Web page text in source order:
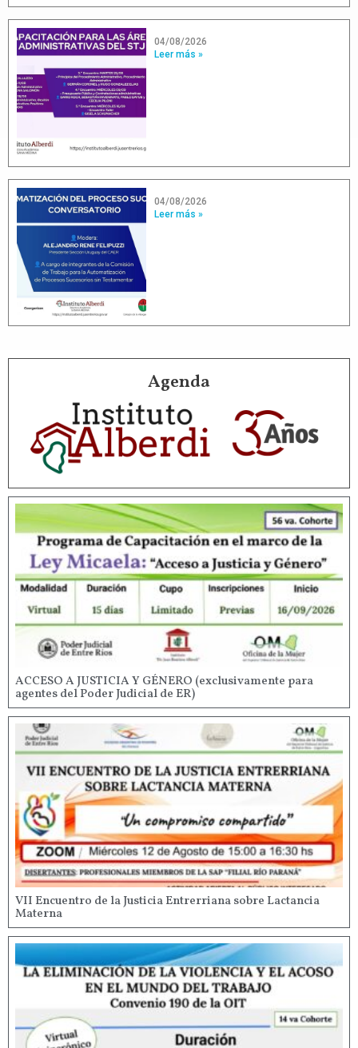
04/08/2026
Leer más »
04/08/2026
Leer más »
Agenda
ACCESO A JUSTICIA Y GÉNERO (exclusivamente para
agentes del Poder Judicial de ER)
VII Encuentro de la Justicia Entrerriana sobre Lactancia
Materna